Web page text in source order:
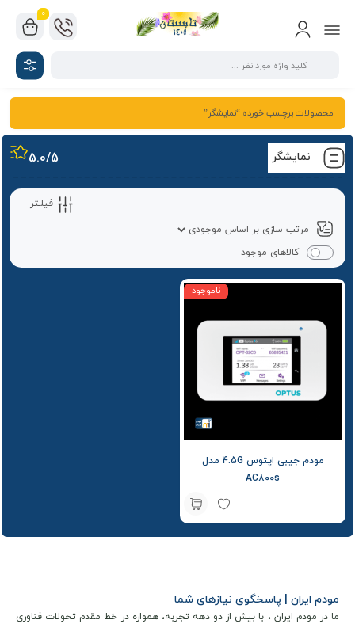
0
محصولات برچسب خورده “نمایشگر”
نمایشگر 5.0/5
فیلـتر
کالاهای موجود
ناموجود
مودم جیبی اپتوس 4.5G مدل
AC800s
مودم ایران | پاسخگوی نیازهای شما
ما در مودم ایران ، با بیش از دو دهه تجربه، همواره در خط مقدم تحولات فناوری